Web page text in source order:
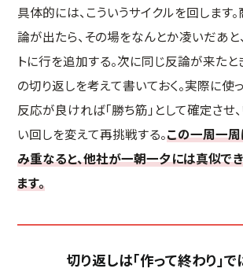
具体的には、こういうサイクルを回します
論が出たら、その場をなんとか凌いだあと
トに行を追加する。次に同じ反論が来たと
の切り返しを考えて書いておく。実際に使
反応が良ければ「勝ち筋」として確定させ
い回しを変えて再挑戦する。この一周一周
み重なると、他社が一朝一夕には真似で
ます。
切り返しは「作って終わり」で